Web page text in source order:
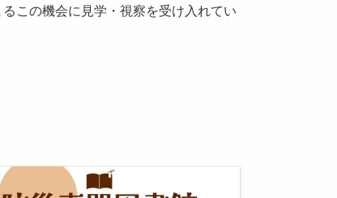
この機会に見学・視察を受け入れてい